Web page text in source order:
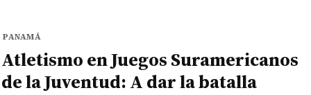
PANAMÁ
Atletismo en Juegos Suramericanos
de la Juventud: A dar la batalla